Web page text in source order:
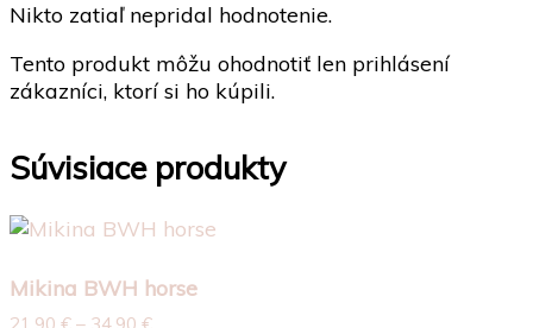
Nikto zatiaľ nepridal hodnotenie.
Tento produkt môžu ohodnotiť len prihlásení
zákazníci, ktorí si ho kúpili.
Súvisiace produkty
Mikina BWH horse
Price